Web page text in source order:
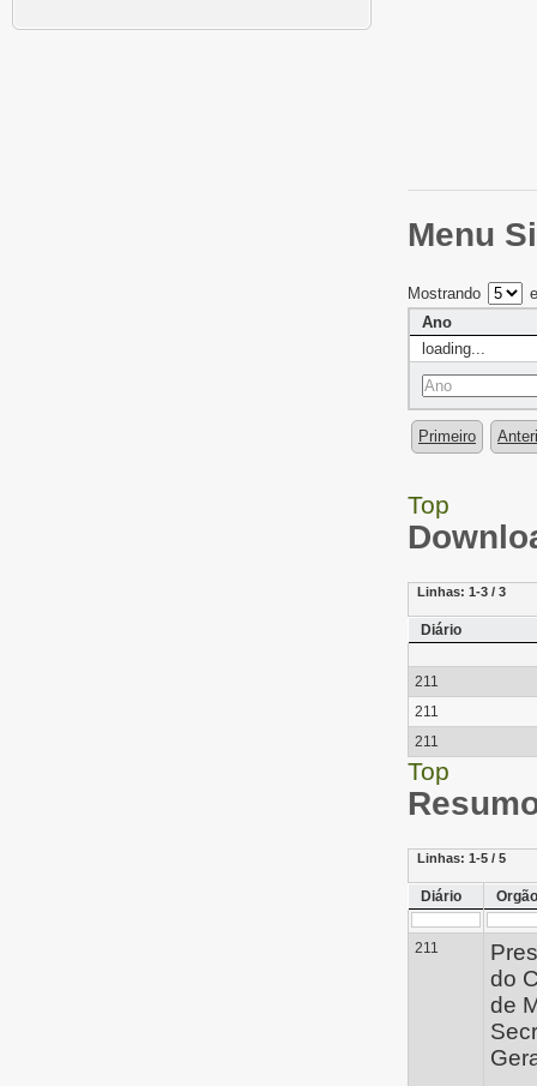
Menu
Mostrando
Ano
loading...
Primeiro
Top
Linhas: 1-3 / 3
Diário
211
211
211
Top
Linhas: 1-5 / 5
Diário Orgão
211
do
de